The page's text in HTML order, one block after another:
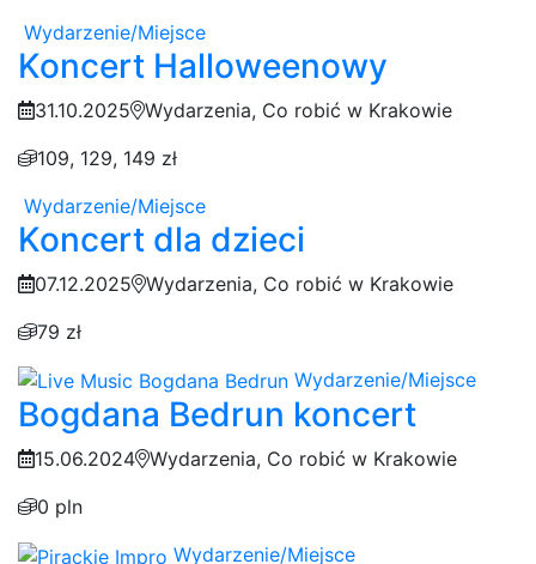
Wydarzenie/Miejsce
Koncert Halloweenowy
31.10.2025
Wydarzenia, Co robić w Krakowie
109, 129, 149 zł
Wydarzenie/Miejsce
Koncert dla dzieci
07.12.2025
Wydarzenia, Co robić w Krakowie
79 zł
Wydarzenie/Miejsce
Bogdana Bedrun koncert
15.06.2024 Wydarzenia, Co robić w Krakowie
0 pln
Wydarzenie/Miejsce